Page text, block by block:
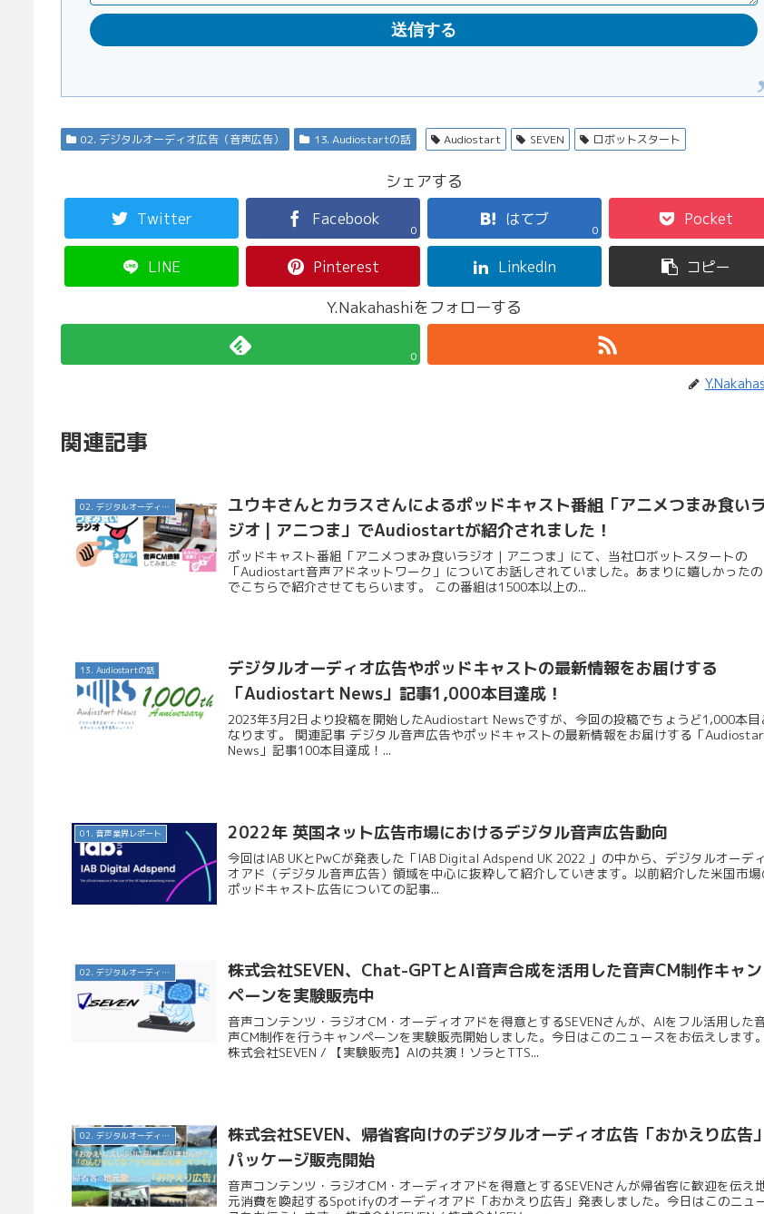
02. デジタルオーディオ広告（音声広告） 13. Audiostartの話 Audiostart SEVEN ロボットスタート
シェアする
Twitter Facebook
0
はてブ
0
Pocket
LINE Pinterest LinkedIn コピー
Y.Nakahashiをフォローする
0
関連記事
02. デジタルオーディオ広告（音声広告）
ユウキさんとカラスさんによるポッドキャスト番組「アニメつまみ食いラ
ジオ | アニつま」でAudiostartが紹介されました！
ポッドキャスト番組「アニメつまみ食いラジオ | アニつま」にて、当社ロボットスタートの
「Audiostart音声アドネットワーク」についてお話しされていました。あまりに嬉しかったの
でこちらで紹介させてもらいます。 この番組は1500本以上の...
13. Audiostartの話
デジタルオーディオ広告やポッドキャストの最新情報をお届けする
「Audiostart News」記事1,000本目達成！
2023年3月2日より投稿を開始したAudiostart Newsですが、今回の投稿でちょうど1,000本目
なります。 関連記事 デジタル音声広告やポッドキャストの最新情報をお届けする「
News」記事100本目達成！...
01. 音声業界レポート 2022年 英国ネット広告市場におけるデジタル音声広告動向
今回はIAB UKとPwCが発表した「IAB Digital Adspend UK 2022 」の中から、デジタルオーディ
オアド（デジタル音声広告）領域を中心に抜粋して紹介していきます。以前紹介した米国市場
ポッドキャスト広告についての記事...
02. デジタルオーディオ広告（音声広告）
株式会社SEVEN、Chat-GPTとAI音声合成を活用した音声CM制作キャン
ペーンを実験販売中
音声コンテンツ・ラジオCM・オーディオアドを得意とするSEVENさんが、AIをフル活用した
声CM制作を行うキャンペーンを実験販売開始しました。今日はこのニュースをお伝えします。
株式会社SEVEN / 【実験販売】AIの共演！ソラとTTS...
02. デジタルオーディオ広告（音声広告）
株式会社SEVEN、帰省客向けのデジタルオーディオ広告「おかえり広告」
パッケージ販売開始
音声コンテンツ・ラジオCM・オーディオアドを得意とするSEVENさんが帰省客に歓迎を伝え
元消費を喚起するSpotifyのオーディオアド「おかえり広告」発表しました。今日はこのニュ